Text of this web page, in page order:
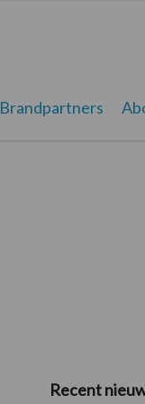
Brandpartners
Primaire
Recent